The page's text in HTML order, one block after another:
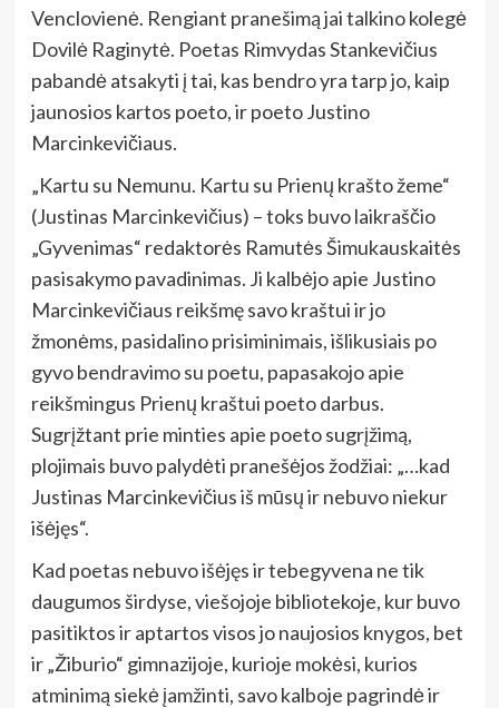
Venclovienė. Rengiant pranešimą jai talkino kolegė
Dovilė Raginytė. Poetas Rimvydas Stankevičius
pabandė atsakyti į tai, kas bendro yra tarp jo, kaip
jaunosios kartos poeto, ir poeto Justino
Marcinkevičiaus.
„Kartu su Nemunu. Kartu su Prienų krašto žeme“
(Justinas Marcinkevičius) – toks buvo laikraščio
„Gyvenimas“ redaktorės Ramutės Šimukauskaitės
pasisakymo pavadinimas. Ji kalbėjo apie Justino
Marcinkevičiaus reikšmę savo kraštui ir jo
žmonėms, pasidalino prisiminimais, išlikusiais po
gyvo bendravimo su poetu, papasakojo apie
reikšmingus Prienų kraštui poeto darbus.
Sugrįžtant prie minties apie poeto sugrįžimą,
plojimais buvo palydėti pranešėjos žodžiai: „…kad
Justinas Marcinkevičius iš mūsų ir nebuvo niekur
išėjęs“.
Kad poetas nebuvo išėjęs ir tebegyvena ne tik
daugumos širdyse, viešojoje bibliotekoje, kur buvo
pasitiktos ir aptartos visos jo naujosios knygos, bet
ir „Žiburio“ gimnazijoje, kurioje mokėsi, kurios
atminimą siekė įamžinti, savo kalboje pagrindė ir